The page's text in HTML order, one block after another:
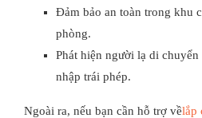
Đảm bảo an toàn trong khu
phòng.
Phát hiện người lạ di
nhập trái phép.
Ngoài ra, nếu bạn cần hỗ trợ vềlắp